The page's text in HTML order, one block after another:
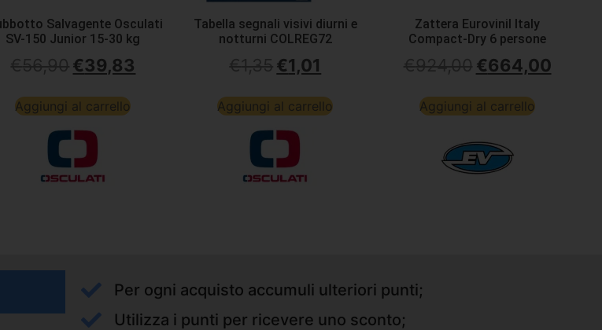
Salvagente Osculati
SV-150 Junior 15-30 kg
€39,83
Aggiungi al carrello
Tabella segnali visivi diurni e
notturni COLREG72
€1,01
Aggiungi al carrello
Zattera Eurovinil Italy
Compact-Dry 6 persone
€664,00
Aggiungi al carrello
Per ogni acquisto accumuli ulteriori punti;
Utilizza i punti per ricevere uno sconto;